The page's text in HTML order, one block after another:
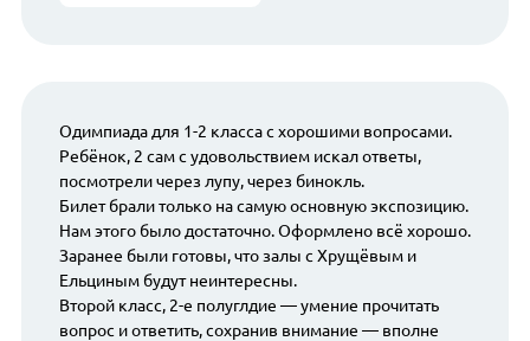
Одимпиада для 1-2 класса с хорошими вопросами.
Ребёнок, 2 сам с удовольствием искал ответы,
посмотрели через лупу, через бинокль.
Билет брали только на самую основную экспозицию.
Нам этого было достаточно. Оформлено всё хорошо.
Заранее были готовы, что залы с Хрущёвым и
Ельциным будут неинтересны.
Второй класс, 2-е полуглдие — умение прочитать
вопрос и ответить, сохранив внимание — вполне